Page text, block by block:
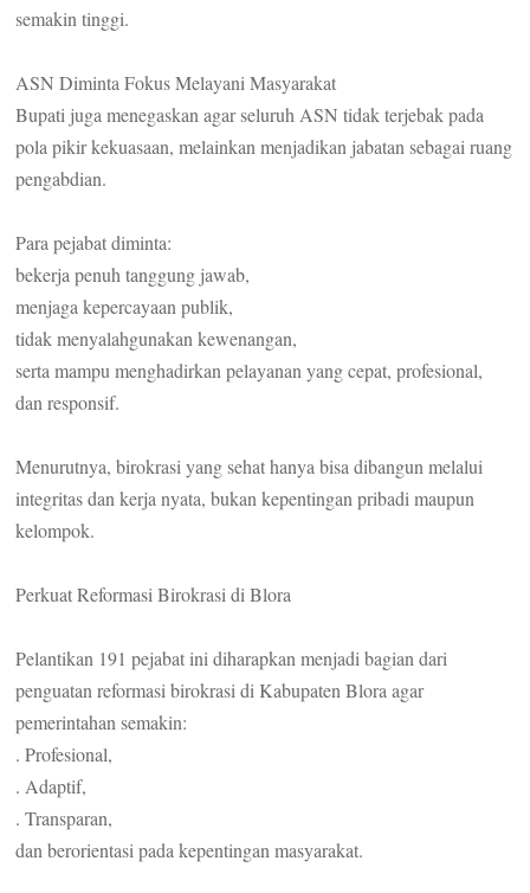
semakin tinggi.
ASN Diminta Fokus Melayani Masyarakat
Bupati juga menegaskan agar seluruh ASN tidak terjebak pada
pola pikir kekuasaan, melainkan menjadikan jabatan sebagai ruang
pengabdian.
Para pejabat diminta:
bekerja penuh tanggung jawab,
menjaga kepercayaan publik,
tidak menyalahgunakan kewenangan,
serta mampu menghadirkan pelayanan yang cepat, profesional,
dan responsif.
Menurutnya, birokrasi yang sehat hanya bisa dibangun melalui
integritas dan kerja nyata, bukan kepentingan pribadi maupun
kelompok.
Perkuat Reformasi Birokrasi di Blora
Pelantikan 191 pejabat ini diharapkan menjadi bagian dari
penguatan reformasi birokrasi di Kabupaten Blora agar
pemerintahan semakin:
. Profesional,
. Adaptif,
. Transparan,
dan berorientasi pada kepentingan masyarakat.